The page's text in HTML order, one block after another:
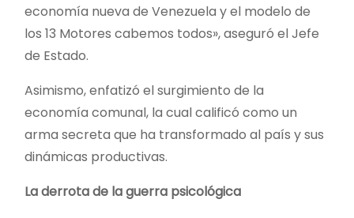
economía nueva de Venezuela y el modelo de
los 13 Motores cabemos todos», aseguró el Jefe
de Estado.
Asimismo, enfatizó el surgimiento de la
economía comunal, la cual calificó como un
arma secreta que ha transformado al país y sus
dinámicas productivas.
La derrota de la guerra psicológica